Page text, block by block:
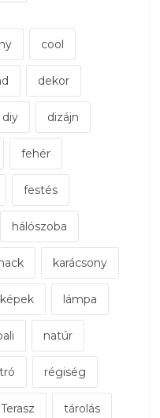
cool
dekor
diy dizájn
fehér
festés
hálószoba
karácsony
képek lámpa
natúr
régiség
Terasz tárolás